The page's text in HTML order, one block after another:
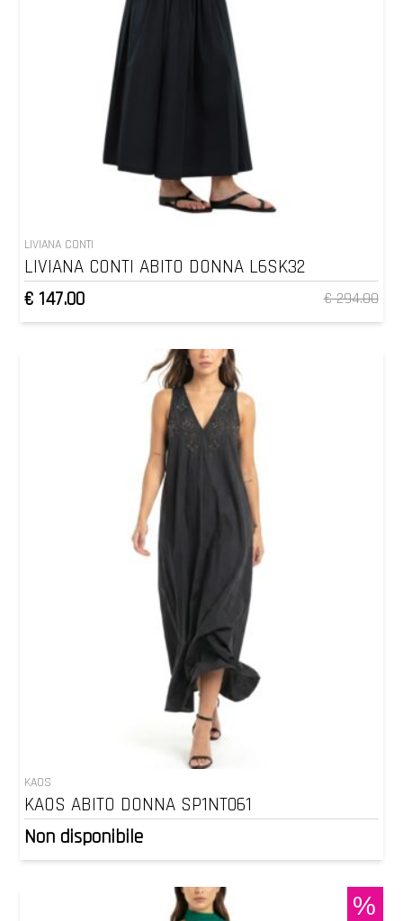
LIVIANA CONTI
LIVIANA CONTI ABITO DONNA L6SK32
€ 147.00
€ 294.00
KAOS
KAOS ABITO DONNA SP1NT061
Non disponibile
%